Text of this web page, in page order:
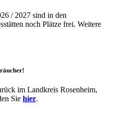
/ 2027 sind in den
noch Plätze frei. Weitere
im Landkreis Rosenheim,
Sie hier.